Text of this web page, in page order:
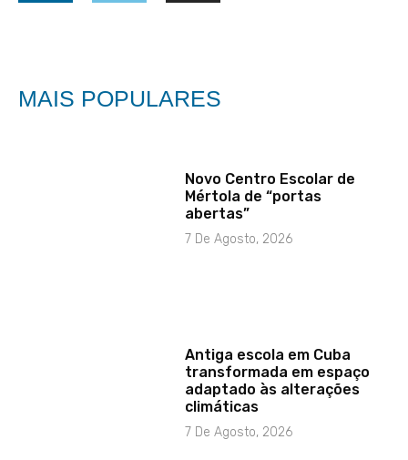
MAIS POPULARES
Novo Centro Escolar de
Mértola de “portas
abertas”
7 De Agosto, 2026
Antiga escola em Cuba
transformada em espaço
adaptado às alterações
climáticas
7 De Agosto, 2026